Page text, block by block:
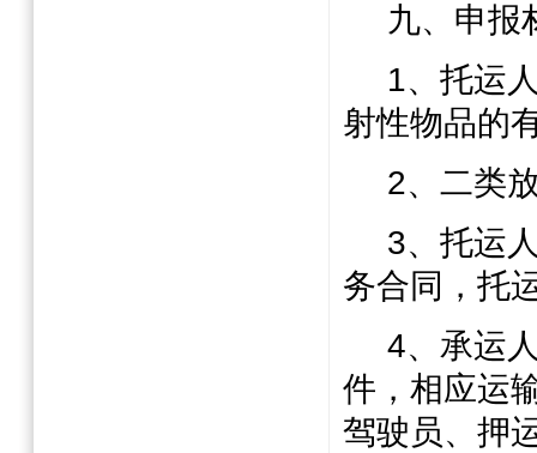
九、申报
1、托运
射性物品的
2、二类
3、托运
务合同，托
4、承运
件，相应运
驾驶员、押